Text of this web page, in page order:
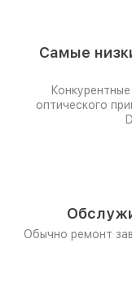
Самые
оптического
Обычно ремонт